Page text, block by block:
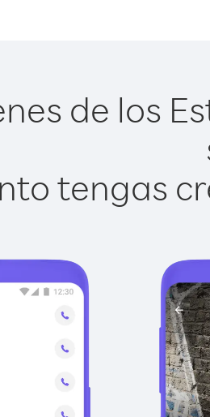
de los
tengas